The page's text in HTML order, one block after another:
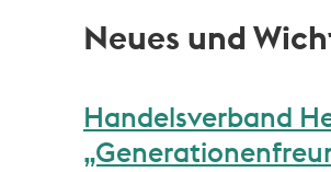
Neues und
Handelsverband